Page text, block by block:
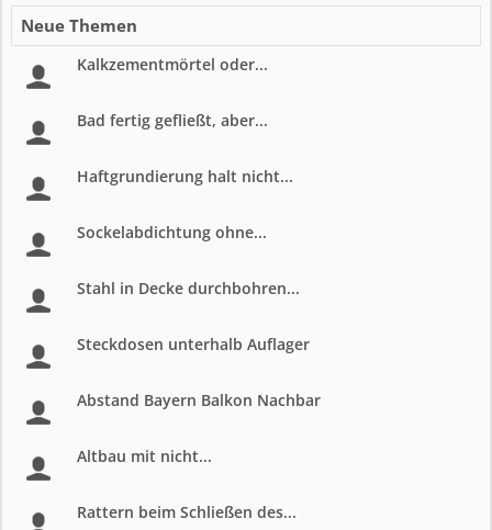
Neue Themen
Kalkzementmörtel oder...
Bad fertig gefließt, aber...
Haftgrundierung halt nicht...
Sockelabdichtung ohne...
Stahl in Decke durchbohren...
Steckdosen unterhalb Auflager
Abstand Bayern Balkon Nachbar
Altbau mit nicht...
Rattern beim Schließen des...